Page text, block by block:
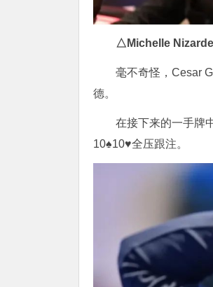
△Michelle
毫不奇怪，Cesar
德。
在接下来的一手牌
10♠10♥全压跟注。